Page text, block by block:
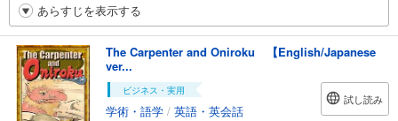
あらすじを表示する
The Carpenter and Oniroku 【English/Japanese
ver...
ビジネス・実用
学術・語学 / 英語・英会話
試し読み